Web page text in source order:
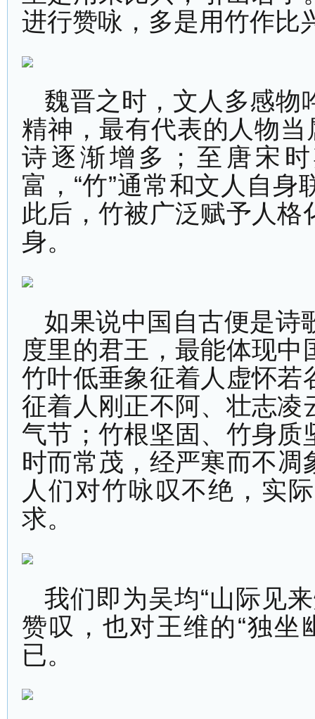
进行赞咏，多是用竹作比
魏晋之时，文人多感物
精神，最有代表的人物当
诗逐渐增多；至唐宋
富，“竹”通常和文人自
此后，竹被广泛赋予人
身。
如果说中国自古便是诗
度里的君王，最能体现
竹叶低垂象征着人虚怀若
征着人刚正不阿、壮志凌
气节；竹根坚固、竹身质
时而常茂，经严寒而不
人们对竹咏叹不绝，实
求。
我们即为吴均“山际见
赞叹，也对王维的“独坐
已。